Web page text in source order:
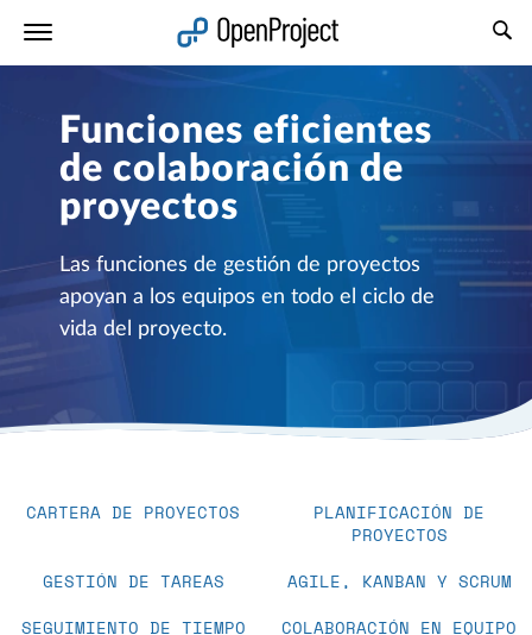
Funciones eficientes
de colaboración de
proyectos
Las funciones de gestión de proyectos
apoyan a los equipos en todo el ciclo de
vida del proyecto.
CARTERA DE PROYECTOS
PLANIFICACIÓN DE
PROYECTOS
GESTIÓN DE TAREAS
AGILE, KANBAN Y SCRUM
SEGUIMIENTO DE TIEMPO
COLABORACIÓN EN EQUIPO
Abrir vínculo en un nuevo panel